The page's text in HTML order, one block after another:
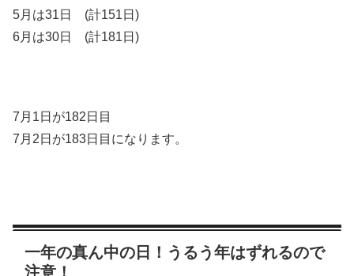
5月は31日 (計151日)
6月は30日 (計181日)
7月1日が182日目
7月2日が183日目になります。
一年の真ん中の日！うるう年はずれるので
注意！